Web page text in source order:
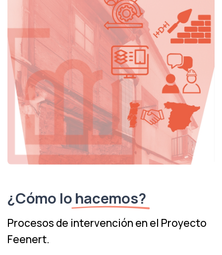
¿Cómo lo hacemos?
Procesos de intervención en el Proyecto
Feenert.